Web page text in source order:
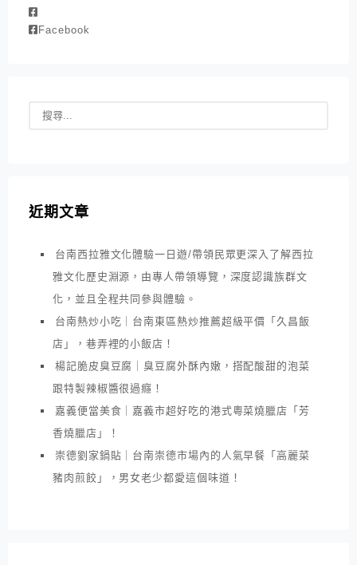
Facebook
近期文章
台南西拉雅文化體驗一日遊/帶領民眾更深入了解西拉
雅文化歷史淵源，由專人帶領導覽，深度認識族群文
化，並且全程共同參與體驗。
台南熱炒小吃｜台南東區熱炒推薦超級平價「久昌飯
店」，巷弄裡的小飯店！
楊記脆皮臭豆腐｜臭豆腐外酥內嫩，搭配酸甜的泡菜
跟特製辣椒醬很過癮！
嘉義便當美食｜嘉義市超好吃的港式粵菜燒臘店「芳
香燒臘店」！
崇德劉家鍋貼｜台南崇德市場內的人氣早餐「高麗菜
豬肉煎餃」，男女老少都愛這個味道！